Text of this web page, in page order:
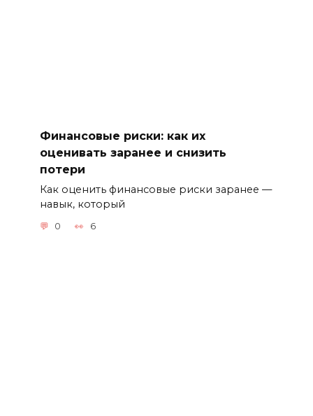
Финансовые риски: как их
оценивать заранее и снизить
потери
Как оценить финансовые риски заранее —
навык, который
0 6